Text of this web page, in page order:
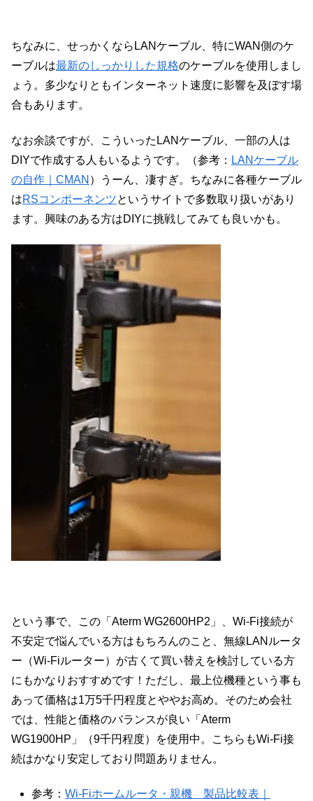
ちなみに、せっかくならLANケーブル、特にWAN側のケ
ーブルは最新のしっかりした規格のケーブルを使用しまし
ょう。多少なりともインターネット速度に影響を及ぼす場
合もあります。
なお余談ですが、こういったLANケーブル、一部の人は
DIYで作成する人もいるようです。（参考： LANケーブル
の自作｜CMAN ）うーん、凄すぎ。ちなみに各種ケーブル
はRSコンポーネンツというサイトで多数取り扱いがあり
ます。興味のある方はDIYに挑戦してみても良いかも。
という事で、この「Aterm WG2600HP2」、Wi-Fi接続が
不安定で悩んでいる方はもちろんのこと、無線LANルータ
ー（Wi-Fiルーター）が古くて買い替えを検討している方
にもかなりおすすめです！ただし、最上位機種という事も
あって価格は1万5千円程度とややお高め。そのため会社
では、性能と価格のバランスが良い「Aterm
WG1900HP」（9千円程度）を使用中。こちらもWi-Fi接
続はかなり安定しており問題ありません。
参考：Wi-Fiホームルータ・親機 製品比較表｜